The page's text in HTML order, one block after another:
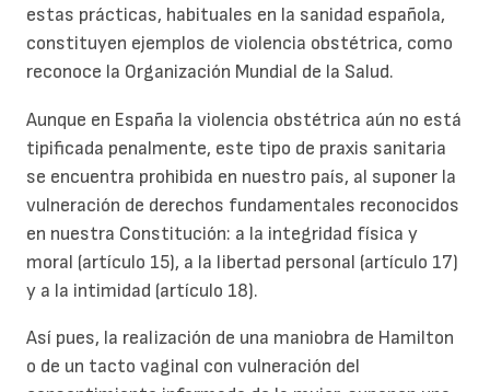
estas prácticas, habituales en la sanidad española,
constituyen ejemplos de violencia obstétrica, como
reconoce la Organización Mundial de la Salud.
Aunque en España la violencia obstétrica aún no está
tipificada penalmente, este tipo de praxis sanitaria
se encuentra prohibida en nuestro país, al suponer la
vulneración de derechos fundamentales reconocidos
en nuestra Constitución: a la integridad física y
moral (artículo 15), a la libertad personal (artículo 17)
y a la intimidad (artículo 18).
Así pues, la realización de una maniobra de Hamilton
o de un tacto vaginal con vulneración del